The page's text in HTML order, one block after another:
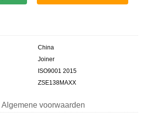
China
Joiner
ISO9001 2015
ZSE138MAXX
voorwaarden